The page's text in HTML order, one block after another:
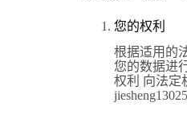
您的权利
根据适用的
您的数据进
权利 向法定